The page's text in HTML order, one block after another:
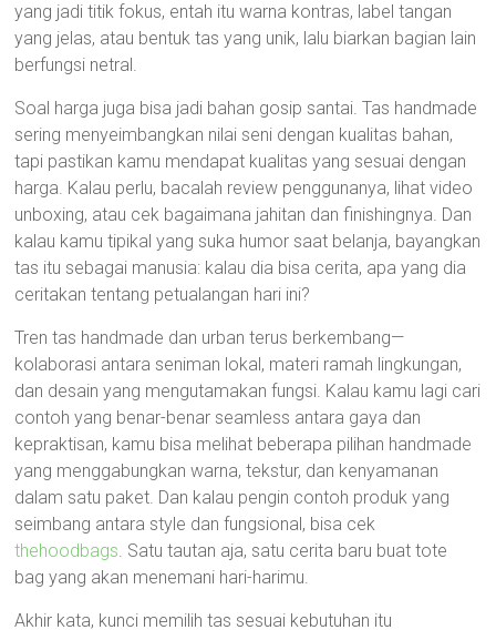
yang jadi titik fokus, entah itu warna kontras, label tangan
yang jelas, atau bentuk tas yang unik, lalu biarkan bagian lain
berfungsi netral.
Soal harga juga bisa jadi bahan gosip santai. Tas handmade
sering menyeimbangkan nilai seni dengan kualitas bahan,
tapi pastikan kamu mendapat kualitas yang sesuai dengan
harga. Kalau perlu, bacalah review penggunanya, lihat video
unboxing, atau cek bagaimana jahitan dan finishingnya. Dan
kalau kamu tipikal yang suka humor saat belanja, bayangkan
tas itu sebagai manusia: kalau dia bisa cerita, apa yang dia
ceritakan tentang petualangan hari ini?
Tren tas handmade dan urban terus berkembang—
kolaborasi antara seniman lokal, materi ramah lingkungan,
dan desain yang mengutamakan fungsi. Kalau kamu lagi cari
contoh yang benar-benar seamless antara gaya dan
kepraktisan, kamu bisa melihat beberapa pilihan handmade
yang menggabungkan warna, tekstur, dan kenyamanan
dalam satu paket. Dan kalau pengin contoh produk yang
seimbang antara style dan fungsional, bisa cek
thehoodbags. Satu tautan aja, satu cerita baru buat tote
bag yang akan menemani hari-harimu.
Akhir kata, kunci memilih tas sesuai kebutuhan itu